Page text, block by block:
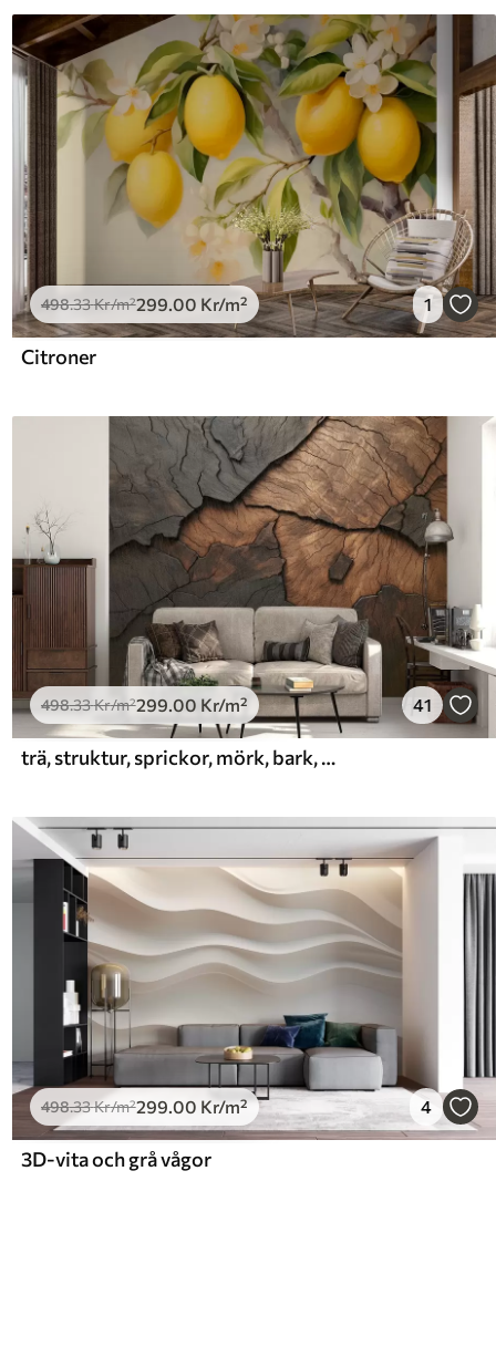
498.33Kr/m²299 .00 Kr/m² 1
Citroner
498.33Kr/m²299.00 Kr/m² 41
trä, struktur, sprickor, mörk, bark, yta
498.33Kr/m²299 .00 Kr/m² 4
3D-vita och grå vågor